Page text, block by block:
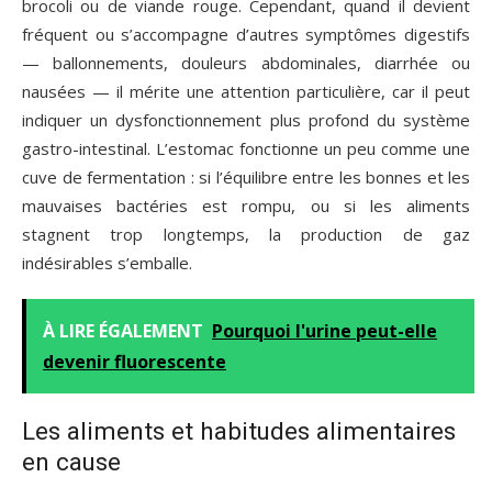
brocoli ou de viande rouge. Cependant, quand il devient
fréquent ou s’accompagne d’autres symptômes digestifs
— ballonnements, douleurs abdominales, diarrhée ou
nausées — il mérite une attention particulière, car il peut
indiquer un dysfonctionnement plus profond du système
gastro-intestinal. L’estomac fonctionne un peu comme une
cuve de fermentation : si l’équilibre entre les bonnes et les
mauvaises bactéries est rompu, ou si les aliments
stagnent trop longtemps, la production de gaz
indésirables s’emballe.
À LIRE ÉGALEMENT Pourquoi l'urine peut-elle
devenir fluorescente
Les aliments et habitudes alimentaires
en cause